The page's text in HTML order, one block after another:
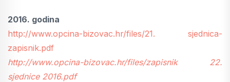
2016. godina
http://www.opcina-bizovac.hr/files/21. sjednica-
zapisnik.pdf
http://www.opcina-bizovac.hr/files/zapisnik 22.
sjednice 2016.pdf